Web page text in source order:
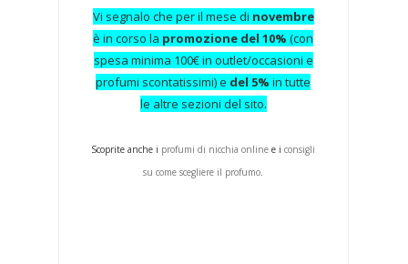
Vi segnalo che per il mese di novembre
è in corso la promozione del 10% (con
spesa minima 100€ in outlet/occasioni e
profumi scontatissimi) e del 5%in tutte
le altre sezioni del sito.
Scoprite anche i profumi di nicchia online e iconsigli
su come scegliere il profumo